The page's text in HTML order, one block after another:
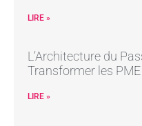
LIRE »
L’Architecture du
Transformer les
LIRE »